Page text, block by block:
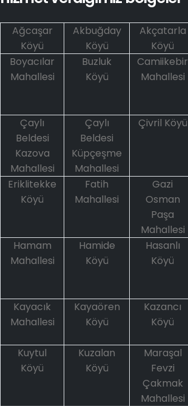
Ağcaşar
Köyü
Akbuğday
Köyü
Akçatarla
Köyü
Boyacılar
Mahallesi
Buzluk
Köyü
Camiikebir
Mahallesi
Çaylı
Beldesi
Kazova
Mahallesi
Çaylı
Beldesi
Küpçeşme
Mahallesi
Çivril Köyü
Eriklitekke
Köyü
Fatih
Mahallesi
Gazi
Osman
Paşa
Mahallesi
Hamam
Mahallesi
Hamide
Köyü
Hasanlı
Köyü
Kayacık
Mahallesi
Kayaören
Köyü
Kazancı
Köyü
Kuytul
Köyü
Kuzalan
Köyü
Maraşal
Fevzi
Çakmak
Mahallesi